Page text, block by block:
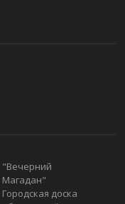
"Вечерний
Магадан"
Городская доска